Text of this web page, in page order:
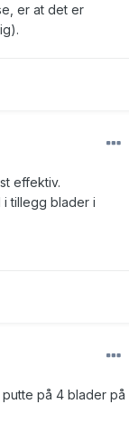
er at det er
effektiv.
tillegg blader i
på 4 blader på